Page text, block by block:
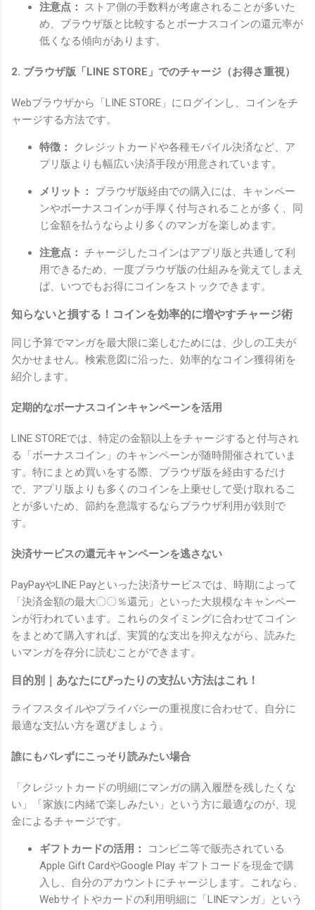
注意点：
ストア側の手数料が考慮されることが多いた
め、ブラウザ版と比較するとボーナスコインの還元率が
低くなる傾向があります。
2. ブラウザ版「LINE STORE」でのチャージ（お得さ重視）
Webブラウザから「LINE STORE」にログインし、コインをチ
ャージする方法です。
特徴：
クレジットカードや各種モバイル決済など、ア
プリ版よりも幅広い決済手段が用意されています。
メリット：
ブラウザ版経由での購入には、キャンペー
ンやボーナスコインが手厚く付与されることが多く、同
じ金額を払うならより多くのマンガを楽しめます。
注意点： チャージしたコインはアプリ版と共通して利
用できるため、一度ブラウザ版の仕組みを覚えてしまえ
ば、いつでもお得にコインをストックできます。
知らないと損する！コインを効率的に増やすチャージ術
同じ予算でマンガを最大限に楽しむためには、少しの工夫が
欠かせません。検索意図に沿った、効率的なコイン獲得術を
紹介します。
定期的なボーナスコインキャンペーンを活用
LINE STOREでは、特定の金額以上をチャージすると付与され
る「ボーナスコイン」のキャンペーンが随時開催されていま
す。特にまとめ買いをする際、ブラウザ版を経由するだけ
で、アプリ版よりも多くのコインを上乗せして受け取れるこ
とが多いため、節約を意識するならブラウザ利用が鉄則で
す。
決済サービスの還元キャンペーンを逃さない
PayPayやLINE Payといった決済サービスでは、時期によって
「決済金額の最大〇〇％還元」といった大規模なキャンペー
ンが行われています。これらのタイミングに合わせてコイン
をまとめて購入すれば、実質的な支出を抑えながら、読みた
いマンガを存分に読むことができます。
目的別｜あなたにぴったりの支払い方法はこれ！
ライフスタイルやプライバシーの重視度に合わせて、自分に
最適な支払い方を選びましょう。
誰にもバレずにこっそり読みたい場合
「クレジットカードの明細にマンガの購入履歴を残したくな
い」「家族に内緒で楽しみたい」という方に最適なのが、現
金によるチャージです。
ギフトカードの活用：
コンビニ等で販売されている
Apple Gift CardやGoogle Play ギフトコードを現金で購
入し、自分のアカウントにチャージします。これなら、
Webサイトやカードの利用明細に「LINEマンガ」という